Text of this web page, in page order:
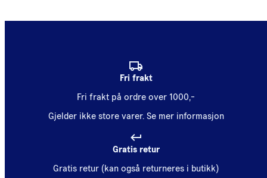
Fri frakt
Fri frakt på ordre over 1000,-
Gjelder ikke store varer. Se mer informasjon
Gratis retur
Gratis retur (kan også returneres i butikk)